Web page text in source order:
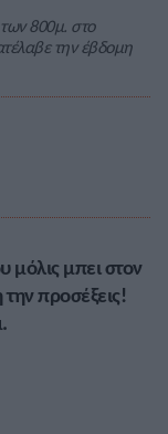
των 800μ. στο
την έβδομη
μόλις μπει στον
προσέξεις!